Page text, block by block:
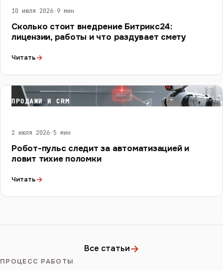
10 июля 2026·9 мин
Сколько стоит внедрение Битрикс24:
лицензии, работы и что раздувает смету
Читать→
ПРОДАЖИ И CRM
2 июля 2026·5 мин
Робот-пульс следит за автоматизацией и
ловит тихие поломки
Читать→
Все статьи→
ПРОЦЕСС РАБОТЫ